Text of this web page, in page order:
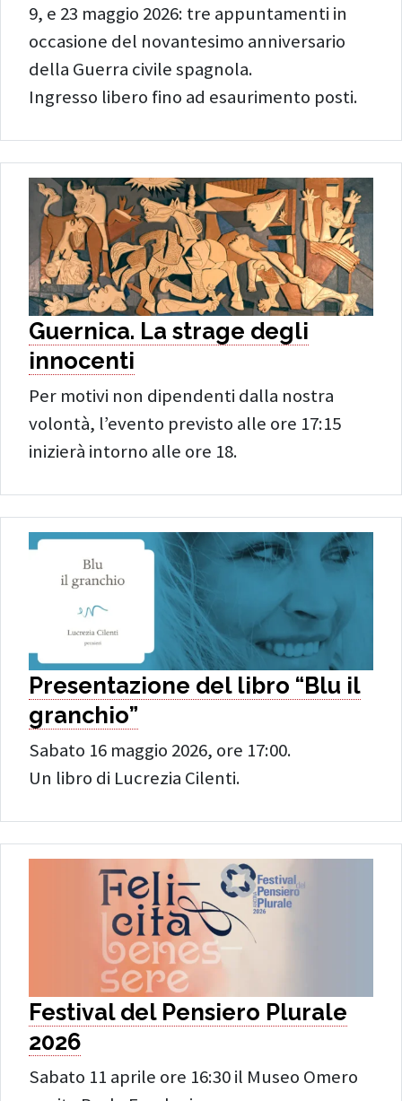
9, e 23 maggio 2026: tre appuntamenti in
occasione del novantesimo anniversario
della Guerra civile spagnola.
Ingresso libero fino ad esaurimento posti.
Guernica. La strage degli
innocenti
Per motivi non dipendenti dalla nostra
volontà, l’evento previsto alle ore 17:15
inizierà intorno alle ore 18.
Presentazione del libro “Blu il
granchio”
Sabato 16 maggio 2026, ore 17:00.
Un libro di Lucrezia Cilenti.
Festival del Pensiero Plurale
2026
Sabato 11 aprile ore 16:30 il Museo Omero